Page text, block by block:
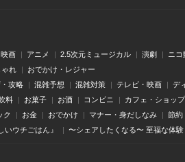
映画 アニメ 2.5次元ミュージカル 演劇 ニコ
ゃれ おでかけ・レジャー
攻略 混雑予想 混雑対策 テレビ・映画 デ
料 お菓子 お酒 コンビニ カフェ・ショップ
ク お金 おでかけ マナー・身だしなみ 節約
いウチごはん』 〜シェアしたくなる〜 至福な体